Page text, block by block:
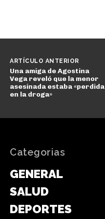
ARTÍCULO ANTERIOR
Una amiga de Agostina
Vega reveló que la menor
asesinada estaba «perdida
en la droga»
Categorias
GENERAL
SALUD
DEPORTES